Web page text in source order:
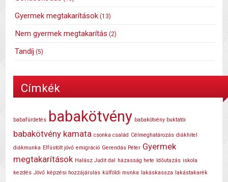
Gyermek megtakarítások (13)
Nem gyermek megtakarítás (2)
Tandíj (5)
Címkék
babafürdetés babakötvény babakötvény buktatói
babakötvény kamata csonka család Célmeghatározás diákhitel
diákmunka Elfüstölt jövő emigráció Gerendás Péter Gyermek
megtakarítások Halász Judit dal házasság hete Időutazás iskola
kezdés Jövő képzési hozzájárulás külföldi munka lakáskassza lakástakarék